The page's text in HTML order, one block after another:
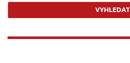
VYHLEDAT